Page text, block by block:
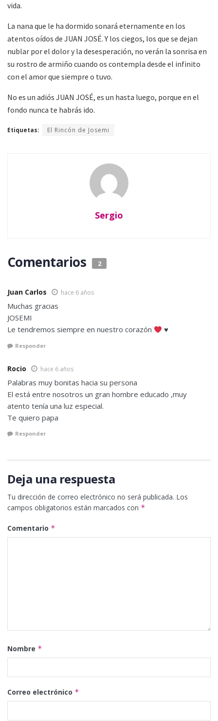
vida.
La nana que le ha dormido sonará eternamente en los
atentos oídos de JUAN JOSÉ. Y los ciegos, los que se dejan
nublar por el dolor y la desesperación, no verán la sonrisa en
su rostro de armiño cuando os contempla desde el infinito
con el amor que siempre o tuvo.
No es un adiós JUAN JOSÉ, es un hasta luego, porque en el
fondo nunca te habrás ido.
Etiquetas: El Rincón de Josemi
Sergio
Comentarios 2
Juan Carlos hace 6 años
Muchas gracias
JOSEMI
Le tendremos siempre en nuestro corazón
♥
Responder
Rocio hace 6 años
Palabras muy bonitas hacia su persona
El está entre nosotros un gran hombre educado ,muy
atento tenía una luz especial.
Te quiero papa
Responder
Deja una respuesta
Tu dirección de correo electrónico no será publicada. Los
campos obligatorios están marcados con *
Comentario *
Nombre *
Correo electrónico *